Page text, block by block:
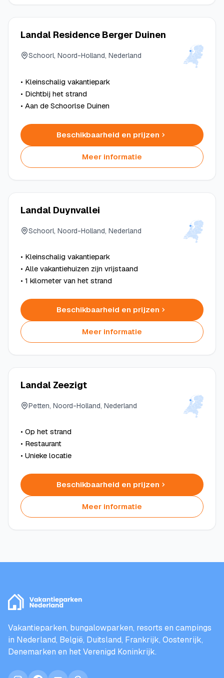
Landal Residence Berger Duinen
Schoorl, Noord-Holland, Nederland
• Kleinschalig vakantiepark
• Dichtbij het strand
• Aan de Schoorlse Duinen
Beschikbaarheid en prijzen
Meer informatie
Landal Duynvallei
Schoorl, Noord-Holland, Nederland
• Kleinschalig vakantiepark
• Alle vakantiehuizen zijn vrijstaand
• 1 kilometer van het strand
Beschikbaarheid en prijzen
Meer informatie
Landal Zeezigt
Petten, Noord-Holland, Nederland
• Op het strand
• Restaurant
• Unieke locatie
Beschikbaarheid en prijzen
Meer informatie
Vakantieparken, bungalowparken, resorts en campings
in Nederland, België, Duitsland, Frankrijk, Oostenrijk,
Denemarken en het Verenigd Koninkrijk.